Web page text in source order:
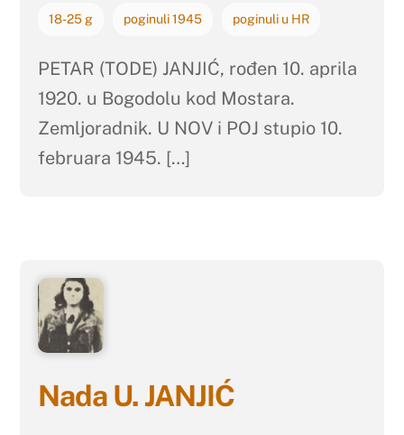
18-25 g poginuli 1945 poginuli u HR
PETAR (TODE) JANJIĆ, rođen 10. aprila
1920. u Bogodolu kod Mostara.
Zemljoradnik. U NOV i POJ stupio 10.
februara 1945. […]
Nada U. JANJIĆ